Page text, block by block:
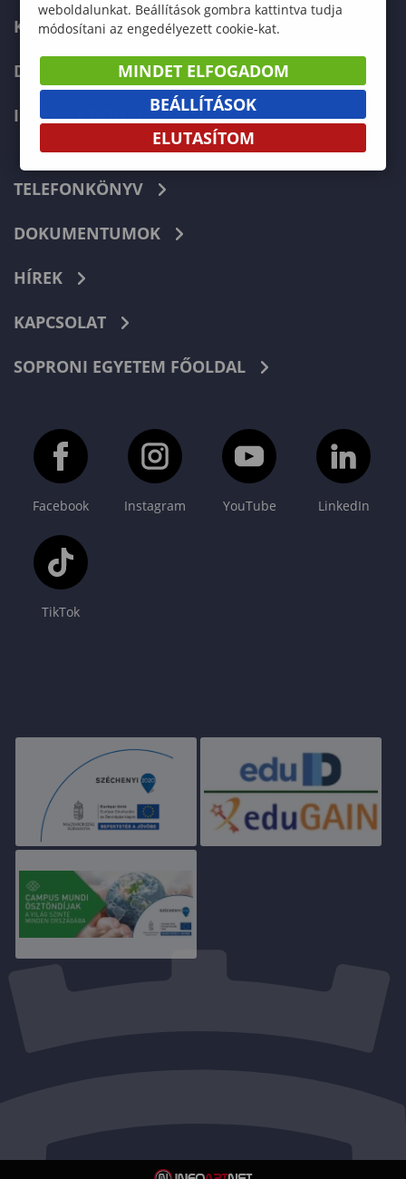
KÉPZÉSEK
DOKTORI ISKOLA
INTERNATIONAL
TELEFONKÖNYV
DOKUMENTUMOK
HÍREK
KAPCSOLAT
SOPRONI EGYETEM FŐOLDAL
Facebook Instagram YouTube LinkedIn
TikTok
weboldalunkat. Beállítások gombra kattintva tudja
módosítani az engedélyezett cookie-kat.
MINDET ELFOGADOM
BEÁLLÍTÁSOK
ELUTASÍTOM